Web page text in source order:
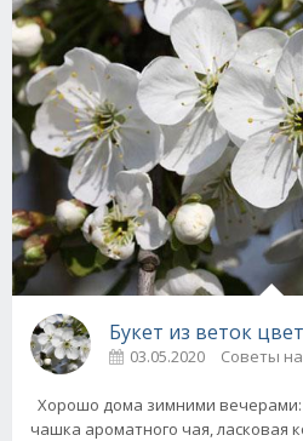
03.05.2020 Советы
Хорошо дома зимними вечерами:
чашка ароматного чая, ласковая